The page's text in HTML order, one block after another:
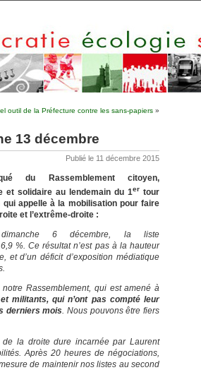
outil de la Préfecture contre les sans-papiers »
13 décembre
Publié le 11 décembre 2015
du Rassemblement citoyen,
et solidaire au lendemain du 1er tour
appelle à la mobilisation pour faire
et l’extrême-droite :
6 décembre, la liste
%. Ce résultat n’est pas à la hauteur
et d’un déficit d’exposition médiatique
Rassemblement, qui est amené à
militants, qui n’ont pas compté leur
derniers mois. Nous pouvons être fiers
la droite dure incarnée par Laurent
Après 20 heures de négociations,
de maintenir nos listes au second